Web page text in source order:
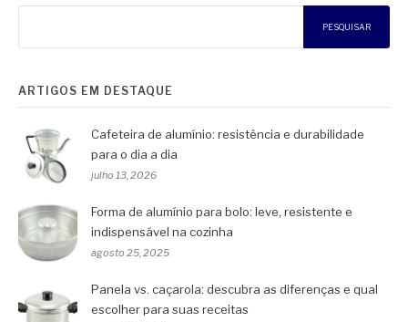
PESQUISAR
ARTIGOS EM DESTAQUE
Cafeteira de alumínio: resistência e durabilidade
para o dia a dia
julho 13, 2026
Forma de alumínio para bolo: leve, resistente e
indispensável na cozinha
agosto 25, 2025
Panela vs. caçarola: descubra as diferenças e qual
escolher para suas receitas